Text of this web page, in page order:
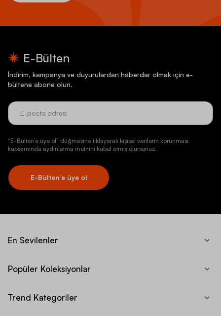
E-Bülten
İndirim, kampanya ve duyurulardan haberdar olmak için e-
bültene abone olun.
“E-Bülten’e üye ol” düğmesine tıklayarak kişisel verilerin korunması
kapsamında aydınlatma metnini kabul etmiş olursunuz.
E-Bülten’e üye ol
En Sevilenler
Popüler Koleksiyonlar
Trend Kategoriler